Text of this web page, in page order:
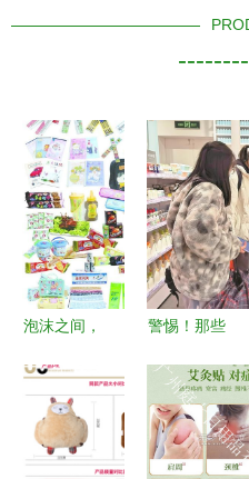
泡沫之间，
喵之
celeste的
日用品打泡
警惕！那些
的‘好吃’网
红日用品